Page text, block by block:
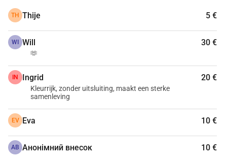
TH Thije 5 €
WI Will 30 €
🫶
IN Ingrid 20 €
Kleurrijk, zonder uitsluiting, maakt een sterke
samenleving
EV Eva 10 €
АВ Анонімний внесок 10 €